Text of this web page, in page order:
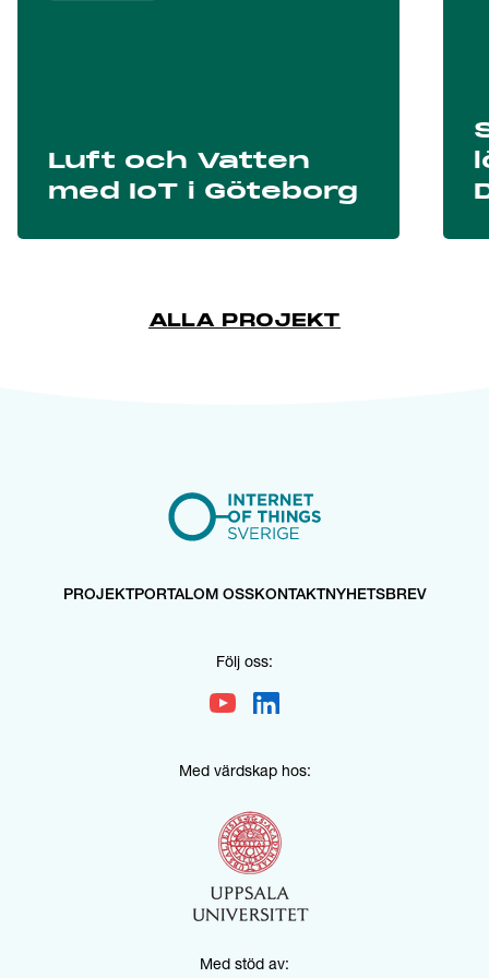
Projektets upplägg
Projektet kommer arbeta med utvärdering och
validering från att behovsanalysen är klar till
projektet pågår projektledning, jämställdhet
Bron Innovation
Luft och Vatten
med IoT i Göteborg
ALLA PROJEKT
PROJEKTPORTALOM OSSKONTAKTNYHETSBREV
Följ oss:
Med värdskap hos:
Med stöd av: